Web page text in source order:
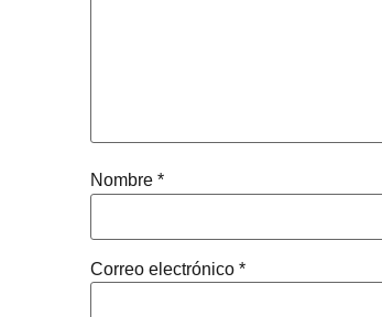
Nombre *
Correo electrónico *